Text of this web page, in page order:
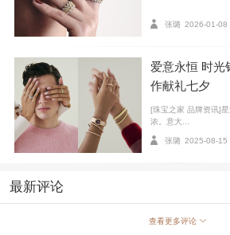
Buccellati布契拉提
灵感源自于古罗马时期的马赛克
育自品牌第三代传承人Andrea
视野。该系列通过扭绞工艺，将黄K
成交错的菱形结构，其间点缀镶钻
赋予珠宝珍贵织物的褶皱纹路和柔
张璐 2026-01-08
爱意永恒 时光
作献礼七夕
[珠宝之家 品牌资讯]
浓。意大...
张璐 2025-08-15
最新评论
查看更多评论